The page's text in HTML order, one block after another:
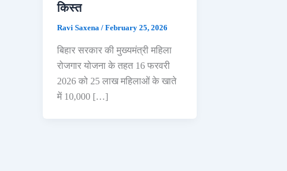
किस्त
Ravi Saxena / February 25, 2026
बिहार सरकार की मुख्यमंत्री महिला
रोजगार योजना के तहत 16 फरवरी
2026 को 25 लाख महिलाओं के खाते
में 10,000 […]